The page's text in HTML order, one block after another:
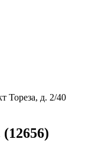
Тореза, д. 2/40